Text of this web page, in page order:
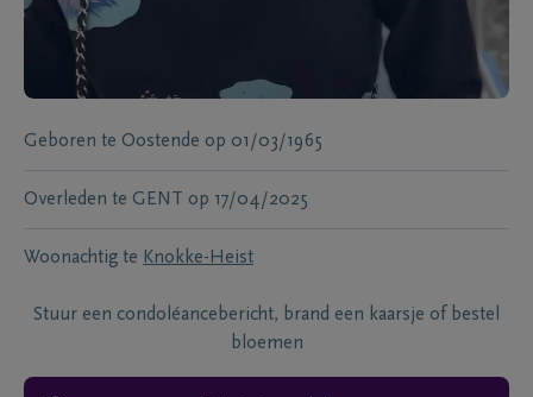
Geboren te Oostende op 01/03/1965
Overleden te GENT op 17/04/2025
Woonachtig te Knokke-Heist
Stuur een condoléancebericht, brand een kaarsje of bestel
bloemen